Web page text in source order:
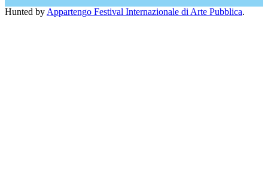
Hunted by Appartengo Festival Internazionale di Arte Pubblica.